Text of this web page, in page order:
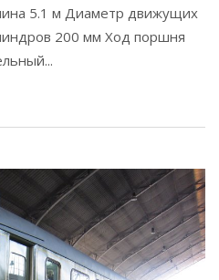
5.1 м Диаметр движущих
200 мм Ход поршня